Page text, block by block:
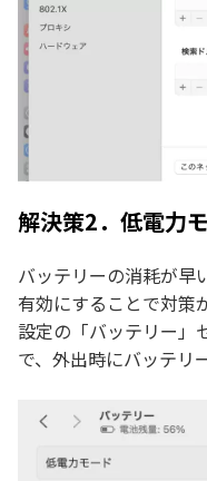
解決策2．低電力
バッテリーの消耗が早
有効にすることで対策
設定の「バッテリー」
で、外出時にバッテリ